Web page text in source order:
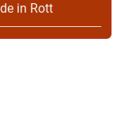
in Rott